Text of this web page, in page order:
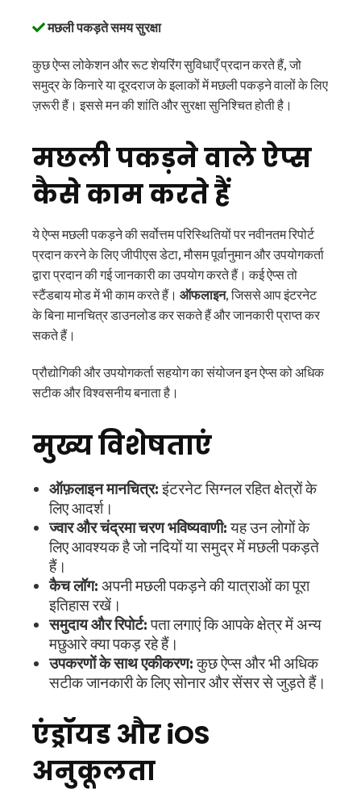
मछली पकड़ते समय सुरक्षा
कुछ ऐप्स लोकेशन और रूट शेयरिंग सुविधाएँ प्रदान करते हैं, जो
समुद्र के किनारे या दूरदराज के इलाकों में मछली पकड़ने वालों के लिए
ज़रूरी हैं। इससे मन की शांति और सुरक्षा सुनिश्चित होती है।
मछली पकड़ने वाले ऐप्स
कैसे काम करते हैं
ये ऐप्स मछली पकड़ने की सर्वोत्तम परिस्थितियों पर नवीनतम रिपोर्ट
प्रदान करने के लिए जीपीएस डेटा, मौसम पूर्वानुमान और उपयोगकर्ता
द्वारा प्रदान की गई जानकारी का उपयोग करते हैं। कई ऐप्स तो
स्टैंडबाय मोड में भी काम करते हैं।ऑफलाइन, जिससे आप इंटरनेट
के बिना मानचित्र डाउनलोड कर सकते हैं और जानकारी प्राप्त कर
सकते हैं।
प्रौद्योगिकी और उपयोगकर्ता सहयोग का संयोजन इन ऐप्स को अधिक
सटीक और विश्वसनीय बनाता है।
मुख्य विशेषताएं
ऑफ़लाइन मानचित्र:इंटरनेट सिग्नल रहित क्षेत्रों के
लिए आदर्श।
ज्वार और चंद्रमा चरण भविष्यवाणी:यह उन लोगों के
लिए आवश्यक है जो नदियों या समुद्र में मछली पकड़ते
हैं।
कैच लॉग: अपनी मछली पकड़ने की यात्राओं का पूरा
इतिहास रखें।
समुदाय और रिपोर्ट:पता लगाएं कि आपके क्षेत्र में अन्य
मछुआरे क्या पकड़ रहे हैं।
उपकरणों के साथ एकीकरण:कुछ ऐप्स और भी अधिक
सटीक जानकारी के लिए सोनार और सेंसर से जुड़ते हैं।
एंड्रॉयड और iOS
अनुकूलता